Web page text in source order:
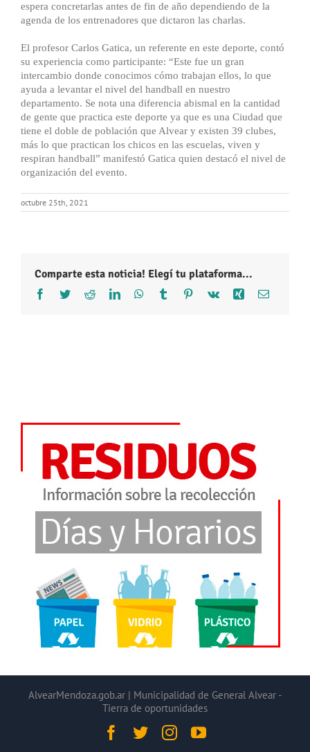
espera concretarlas antes de fin de año dependiendo de la
agenda de los entrenadores que dictaron las charlas.
El profesor Carlos Gatica, un referente en este deporte, contó
su experiencia como participante: “Este fue un gran
intercambio donde conocimos cómo trabajan ellos, lo que
ayuda a levantar el nivel del handball en nuestro
departamento. Se nota una diferencia abismal en la cantidad
de gente que practica este deporte ya que es una Ciudad que
tiene el doble de población que Alvear y existen 39 clubes,
más lo que practican los chicos en las escuelas, viven y
respiran handball” manifestó Gatica quien destacó el nivel de
organización del evento.
octubre 25th, 2021
Comparte esta noticia! Elegí tu plataforma...
Facebook
TwitterRedditLinkedInWhatsApp
Tumblr Pinterest
Vk Xing Correo
AlvearMendoza.gob.ar | Municipalidad de General Alvear -
Tierra de oportunidades
Facebook
TwitterInstagramYouTube